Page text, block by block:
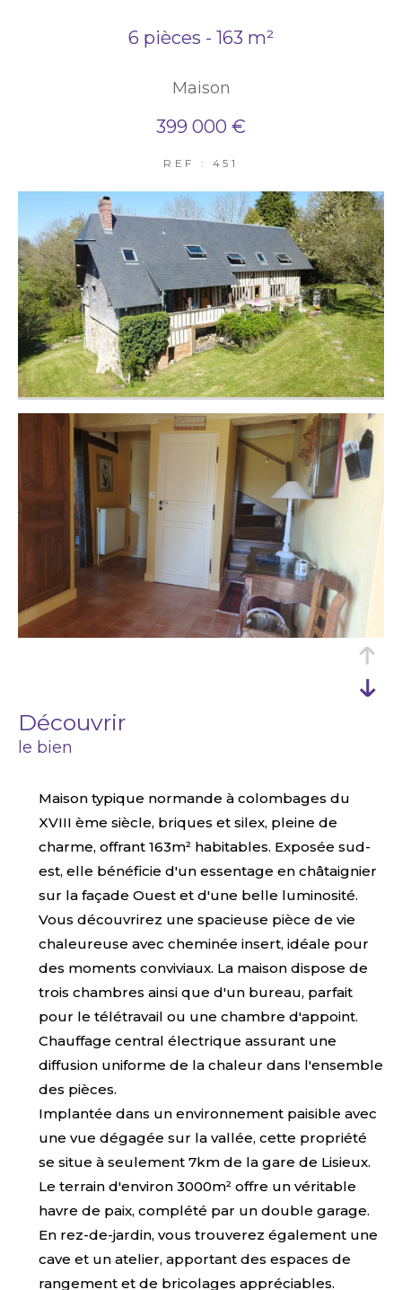
6 pièces - 163 m²
Maison
399 000 €
REF : 451
découvrir
le bien
Maison typique normande à colombages du
XVIII ème siècle, briques et silex, pleine de
charme, offrant 163m² habitables. Exposée sud-
est, elle bénéficie d'un essentage en châtaignier
sur la façade Ouest et d'une belle luminosité.
Vous découvrirez une spacieuse pièce de vie
chaleureuse avec cheminée insert, idéale pour
des moments conviviaux. La maison dispose de
trois chambres ainsi que d'un bureau, parfait
pour le télétravail ou une chambre d'appoint.
Chauffage central électrique assurant une
diffusion uniforme de la chaleur dans l'ensemble
des pièces.
Implantée dans un environnement paisible avec
une vue dégagée sur la vallée, cette propriété
se situe à seulement 7km de la gare de Lisieux.
Le terrain d'environ 3000m² offre un véritable
havre de paix, complété par un double garage.
En rez-de-jardin, vous trouverez également une
cave et un atelier, apportant des espaces de
rangement et de bricolages appréciables.